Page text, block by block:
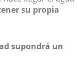
su propia
supondrá un